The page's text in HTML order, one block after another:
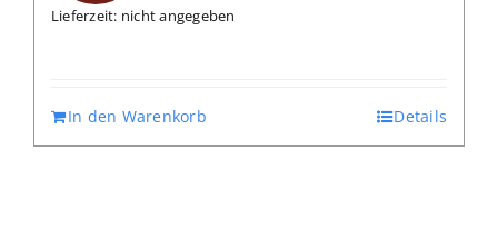
Preis
Preis
Lieferzeit: nicht angegeben
In den Warenkorb Details